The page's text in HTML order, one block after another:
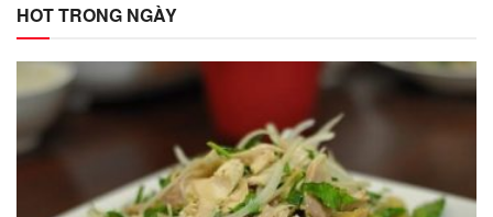
HOT TRONG NGÀY